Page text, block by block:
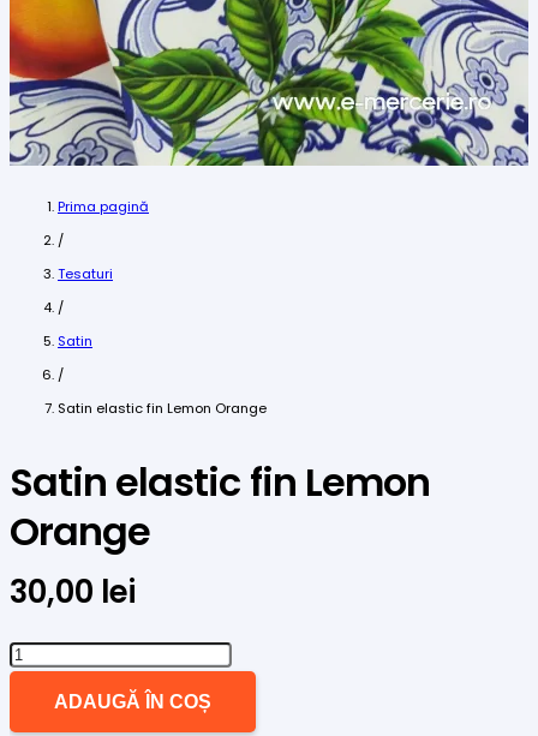
Prima pagină
/
Tesaturi
/
Satin
/
Satin elastic fin Lemon Orange
Satin elastic fin Lemon
Orange
30,00 lei
Cantitate
ADAUGĂ ÎN COȘ